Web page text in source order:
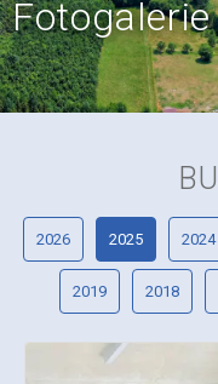
Fotogalerie
2026 2025 2024
2019 2018